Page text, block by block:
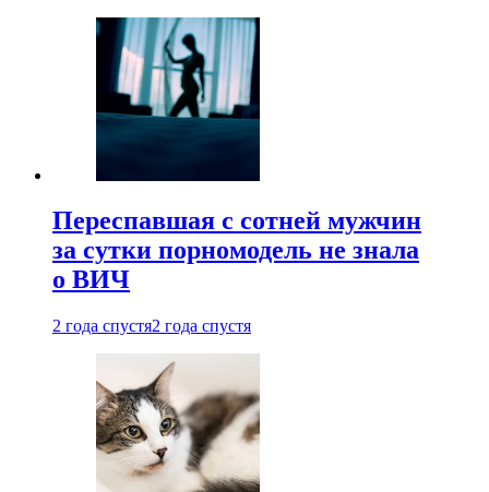
Переспавшая с сотней мужчин
за сутки порномодель не знала
о ВИЧ
2 года спустя2 года спустя